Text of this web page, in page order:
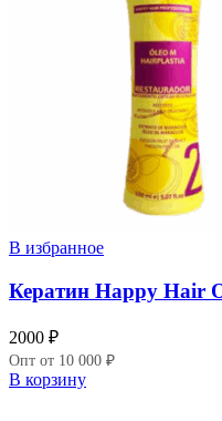
В избранное
Кератин Happy Hair
2000 ₽
Опт от 10 000 ₽
В корзину